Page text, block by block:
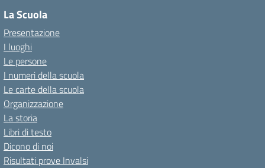
La Scuola
Presentazione
I luoghi
Le persone
I numeri della scuola
Le carte della scuola
Organizzazione
La storia
Libri di testo
Dicono di noi
Risultati prove Invalsi